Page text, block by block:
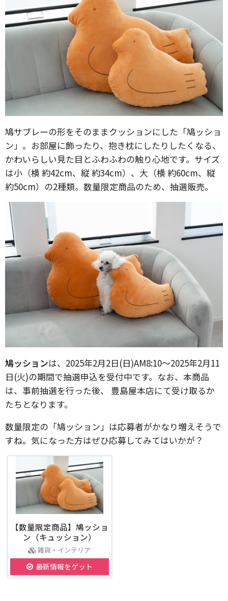
鳩サブレーの形をそのままクッションにした「鳩ッショ
ン」。お部屋に飾ったり、抱き枕にしたりしたくなる、
かわいらしい見た目とふわふわの触り心地です。サイズ
は小（横 約42cm、縦 約34cm）、大（横 約60cm、縦
約50cm）の2種類。数量限定商品のため、抽選販売。
鳩ッションは、2025年2月2日(日)AM8:10〜2025年2月11
日(火)の期間で抽選申込を受付中です。なお、本商品
は、事前抽選を行った後、 豊島屋本店にて受け取るか
たちとなります。
数量限定の「鳩ッション」は応募者がかなり増えそうで
すね。気になった方はぜひ応募してみてはいかが？
【数量限定商品】鳩ッショ
ン（キュッション）
雑貨・インテリア
最新情報をゲット